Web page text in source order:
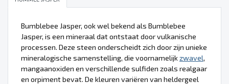
Bumblebee Jasper, ook wel bekend als Bumblebee
Jasper, is een mineraal dat ontstaat door vulkanische
processen. Deze steen onderscheidt zich door zijn unieke
mineralogische samenstelling, die voornamelijkzwavel,
mangaanoxiden en verschillende sulfiden zoals realgaar
en orpiment bevat. De kleuren variëren van heldergeel